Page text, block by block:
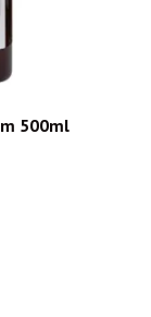
500ml